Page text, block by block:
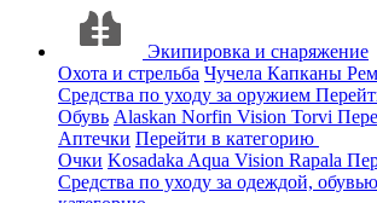
Экипировка и снаряжение
Охота и стрельба Чучела Капканы
Средства по уходу за оружием
Обувь Alaskan Norfin Vision Torvi
Аптечки Перейти в категорию
Очки Kosadaka Aqua Vision Rapala
Средства по уходу за одеждой, обувью